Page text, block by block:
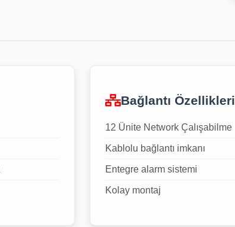
Bağlantı Özellikleri
12 Ünite Network Çalışabilme
Kablolu bağlantı imkanı
Entegre alarm sistemi
Kolay montaj